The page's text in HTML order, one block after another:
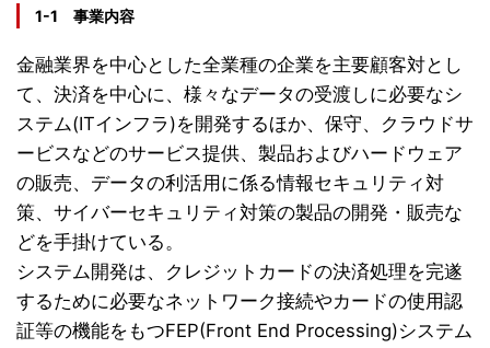
1-1 事業内容
金融業界を中心とした全業種の企業を主要顧客対とし
て、決済を中心に、様々なデータの受渡しに必要なシ
ステム(ITインフラ)を開発するほか、保守、クラウドサ
ービスなどのサービス提供、製品およびハードウェア
の販売、データの利活用に係る情報セキュリティ対
策、サイバーセキュリティ対策の製品の開発・販売な
どを手掛けている。
システム開発は、クレジットカードの決済処理を完遂
するために必要なネットワーク接続やカードの使用認
証等の機能をもつFEP(Front End Processing)システム